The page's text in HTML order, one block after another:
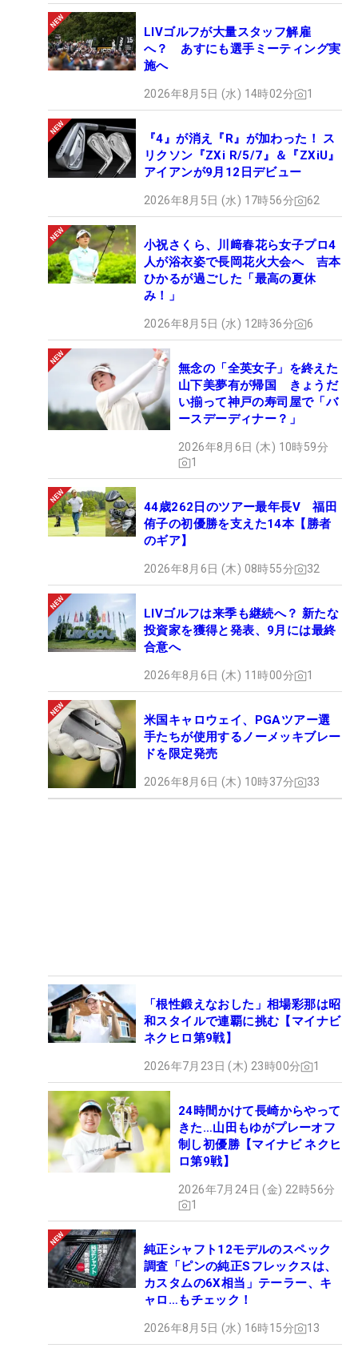
LIVゴルフが大量スタッフ解雇
へ？ あすにも選手ミーティング実
施へ
2026年8月5日 (水) 14時02分 1
『4』が消え『R』が加わった！ ス
リクソン『ZXi R/5/7』＆『ZXiU』
アイアンが9月12日デビュー
2026年8月5日 (水) 17時56分 62
小祝さくら、川﨑春花ら女子プロ4
人が浴衣姿で長岡花火大会へ 吉本
ひかるが過ごした「最高の夏休
み！」
2026年8月5日 (水) 12時36分 6
無念の「全英女子」を終えた
山下美夢有が帰国 きょうだ
い揃って神戸の寿司屋で「バ
ースデーディナー？」
2026年8月6日 (木) 10時59分
1
44歳262日のツアー最年長V 福田
侑子の初優勝を支えた14本【勝者
のギア】
2026年8月6日 (木) 08時55分 32
LIVゴルフは来季も継続へ？ 新たな
投資家を獲得と発表、9月には最終
合意へ
2026年8月6日 (木) 11時00分 1
米国キャロウェイ、PGAツアー選
手たちが使用するノーメッキブレー
ドを限定発売
2026年8月6日 (木) 10時37分 33
「根性鍛えなおした」相場彩那は昭
和スタイルで連覇に挑む【マイナビ
ネクヒロ第9戦】
2026年7月23日 (木) 23時00分 1
24時間かけて長崎からやって
きた…山田もゆがプレーオフ
制し初優勝【マイナビ ネクヒ
ロ第9戦】
2026年7月24日 (金) 22時56分
1
純正シャフト12モデルのスペック
調査「ピンの純正Sフレックスは、
カスタムの6X相当」テーラー、キ
ャロ…もチェック！
2026年8月5日 (水) 16時15分 13